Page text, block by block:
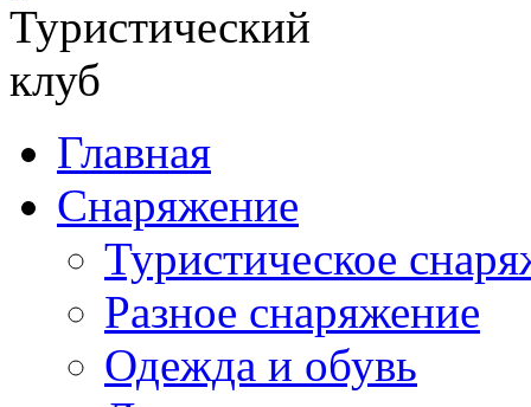
Главная
Снаряжение
Туристическое
Разное снаряжение
Одежда и обувь